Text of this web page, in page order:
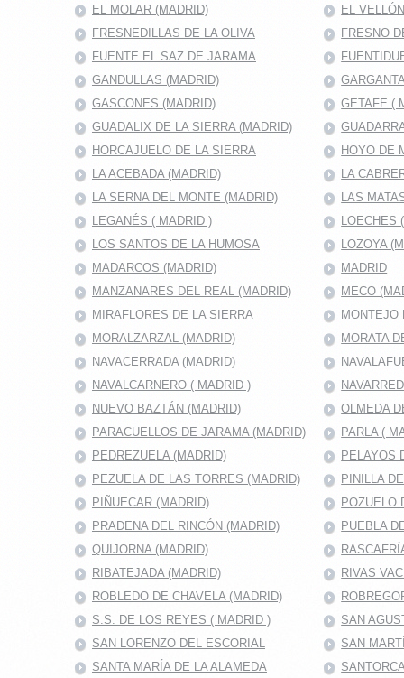
EL MOLAR (MADRID)
EL
FRESNEDILLAS DE LA OLIVA
FRESNO
FUENTE EL SAZ DE JARAMA
GANDULLAS (MADRID)
GASCONES (MADRID)
GETAFE (
GUADALIX DE LA SIERRA (MADRID)
HORCAJUELO DE LA SIERRA
HOYO DE
LA ACEBADA (MADRID)
LA
LA SERNA DEL MONTE (MADRID)
LAS
LEGANÉS ( MADRID )
LOECHES
LOS SANTOS DE LA HUMOSA
LOZOYA
MADARCOS (MADRID)
MADRID
MANZANARES DEL REAL (MADRID)
MECO
MIRAFLORES DE LA SIERRA
MONTEJO
MORALZARZAL (MADRID)
MORATA
NAVACERRADA (MADRID)
NAVALCARNERO ( MADRID )
NUEVO BAZTÁN (MADRID)
OLMEDA
PARACUELLOS DE JARAMA (MADRID)
PARLA (
PEDREZUELA (MADRID)
PELAYOS
PEZUELA DE LAS TORRES (MADRID)
PINILLA
PIÑUECAR (MADRID)
POZUELO
PRADENA DEL RINCÓN (MADRID)
PUEBLA
QUIJORNA (MADRID)
RIBATEJADA (MADRID)
RIVAS
ROBLEDO DE CHAVELA (MADRID)
S.S. DE LOS REYES ( MADRID )
SAN
SAN LORENZO DEL ESCORIAL
SAN
SANTA MARÍA DE LA ALAMEDA